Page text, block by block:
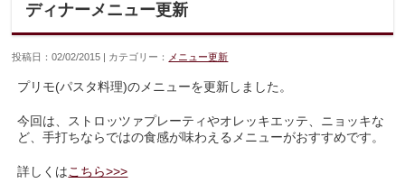
ディナーメニュー更新
投稿日：02/02/2015 | カテゴリー： メニュー更新
プリモ(パスタ料理)のメニューを更新しました。
今回は、ストロッツァプレーティやオレッキエッテ、ニョッキな
ど、手打ちならではの食感が味わえるメニューがおすすめです。
詳しくはこちら>>>